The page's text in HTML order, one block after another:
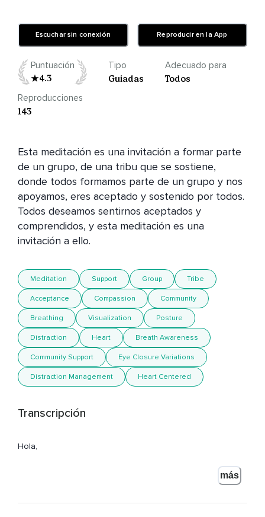
Escuchar sin conexión Reproducir en la App
Puntuación
4.3
Tipo
Guiadas
Adecuado para
Todos
Reproducciones
143
Esta meditación es una invitación a formar parte
de un grupo, de una tribu que se sostiene,
donde todos formamos parte de un grupo y nos
apoyamos, eres aceptado y sostenido por todos.
Todos deseamos sentirnos aceptados y
comprendidos, y esta meditación es una
Meditation Support Group Tribe
Acceptance Compassion Community
Breathing Visualization Posture
Distraction Heart Breath Awareness
Community Support Eye Closure Variations
Distraction Management Heart Centered
Transcripción
Hola,
más